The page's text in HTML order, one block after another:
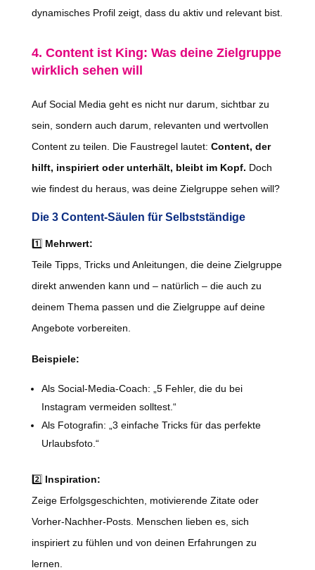
dynamisches Profil zeigt, dass du aktiv und relevant bist.
4. Content ist King: Was deine Zielgruppe
wirklich sehen will
Auf Social Media geht es nicht nur darum, sichtbar zu
sein, sondern auch darum, relevanten und wertvollen
Content zu teilen. Die Faustregel lautet: Content, der
hilft, inspiriert oder unterhält, bleibt im Kopf. Doch
wie findest du heraus, was deine Zielgruppe sehen will?
Die 3 Content-Säulen für Selbstständige
1️⃣ Mehrwert:
Teile Tipps, Tricks und Anleitungen, die deine Zielgruppe
direkt anwenden kann und – natürlich – die auch zu
deinem Thema passen und die Zielgruppe auf deine
Angebote vorbereiten.
Beispiele:
Als Social-Media-Coach: „5 Fehler, die du bei
Instagram vermeiden solltest.“
Als Fotografin: „3 einfache Tricks für das perfekte
Urlaubsfoto.“
2️⃣ Inspiration:
Zeige Erfolgsgeschichten, motivierende Zitate oder
Vorher-Nachher-Posts. Menschen lieben es, sich
inspiriert zu fühlen und von deinen Erfahrungen zu
lernen.